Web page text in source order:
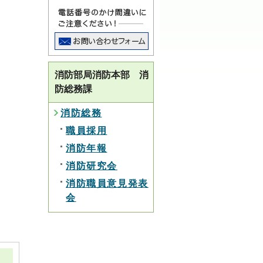
消防部局消防本部 消
防総務課
消防総務
職員採用
消防年報
消防研究会
消防職員意見発表
会